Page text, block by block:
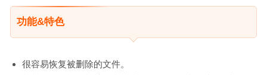
功能&特色
很容易恢复被删除的文件。